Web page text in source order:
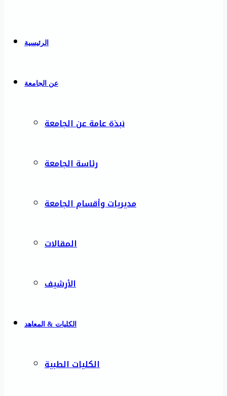
الرئيسية
عن الجامعة
نبذة عامة عن الجامعة
رئاسة الجامعة
مديريات وأقسام الجامعة
المقالات
الأرشيف
الكليات & المعاهد
الكليات الطبية